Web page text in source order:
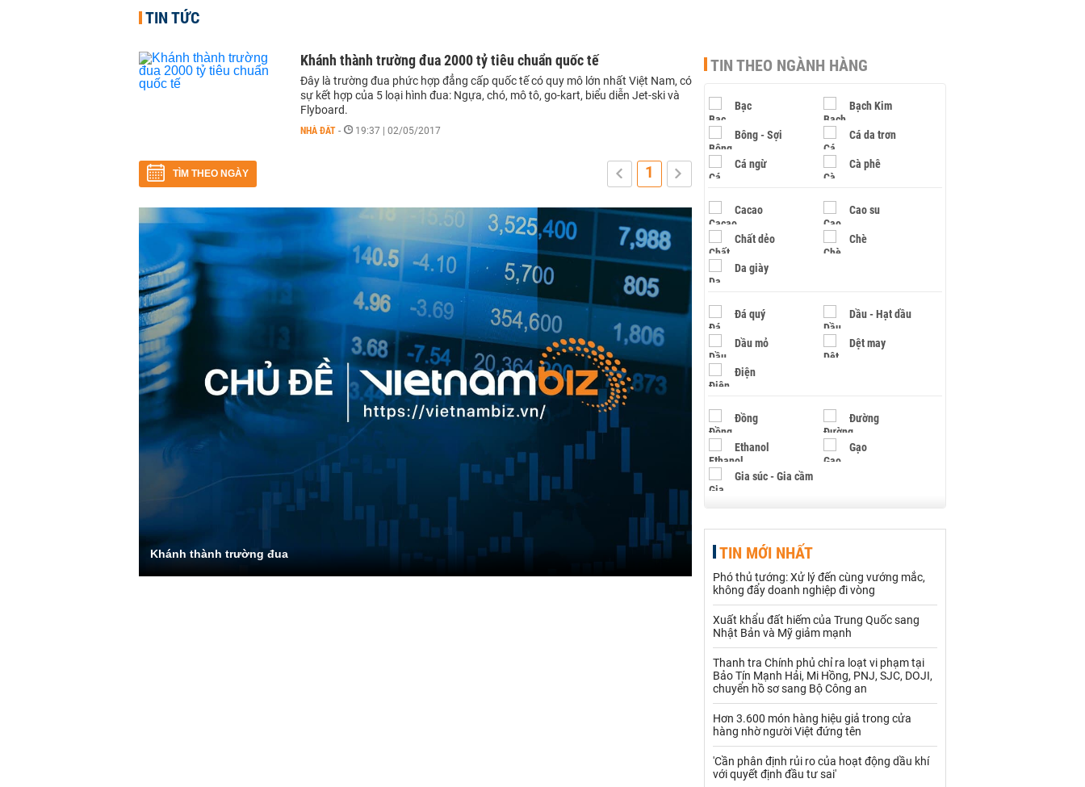
TIN TỨC
Khánh thành trường đua 2000 tỷ tiêu chuẩn quốc tế
Đây là trường đua phức hợp đẳng cấp quốc tế có quy mô lớn nhất Việt Nam, có
sự kết hợp của 5 loại hình đua: Ngựa, chó, mô tô, go-kart, biểu diễn Jet-ski và
Flyboard.
NHÀ ĐẤT - 19:37 | 02/05/2017
TÌM THEO NGÀY 1
Khánh thành trường đua
TIN THEO NGÀNH HÀNG
Bạc Bạch Kim
Bông - Sợi Cá da trơn
Cá ngừ Cà phê
Cacao Cao su
Chất dẻo Chè
Da giày
Đá quý Dầu - Hạt dầu
Dầu mỏ Dệt may
Điện
Đồng Đường
Ethanol Gạo
Gia súc - Gia cầm
Hạt điều
Khí đốt
Kim loại khác Mắc ca
Muối Ngũ cốc
Nhựa - Hạt nhựa
Palladium Phân bón
Rau - Củ -Quả Sắt thép
TIN MỚI NHẤT
Phó thủ tướng: Xử lý đến cùng vướng mắc,
không đẩy doanh nghiệp đi vòng
Xuất khẩu đất hiếm của Trung Quốc sang
Nhật Bản và Mỹ giảm mạnh
Thanh tra Chính phủ chỉ ra loạt vi phạm tại
Bảo Tín Mạnh Hải, Mi Hồng, PNJ, SJC, DOJI,
chuyển hồ sơ sang Bộ Công an
Hơn 3.600 món hàng hiệu giả trong cửa
hàng nhờ người Việt đứng tên
'Cần phân định rủi ro của hoạt động dầu khí
với quyết định đầu tư sai'